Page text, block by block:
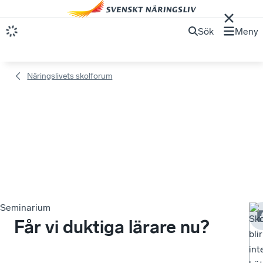
Sök Meny
Näringslivets skolforum
Seminarium
Får vi duktiga lärare nu?
blir